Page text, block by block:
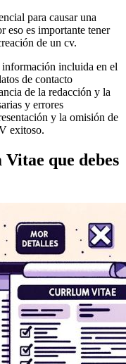
para causar una
eso es importante tener
de un cv.
incluida en el
de contacto
de la redacción y la
y errores
y la omisión de
exitoso.
que debes